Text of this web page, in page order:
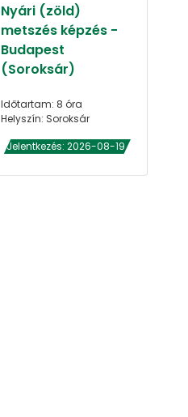
Nyári (zöld)
metszés képzés -
Budapest
(Soroksár)
Időtartam: 8 óra
Helyszín: Soroksár
Jelentkezés: 2026-08-19